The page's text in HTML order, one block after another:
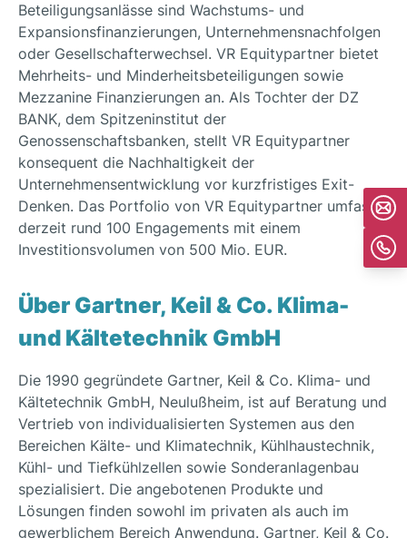
Beteiligungsanlässe sind Wachstums- und
Expansionsfinanzierungen, Unternehmensnachfolgen
oder Gesellschafterwechsel. VR Equitypartner bietet
Mehrheits- und Minderheitsbeteiligungen sowie
Mezzanine Finanzierungen an. Als Tochter der DZ
BANK, dem Spitzeninstitut der
Genossenschaftsbanken, stellt VR Equitypartner
konsequent die Nachhaltigkeit der
Unternehmensentwicklung vor kurzfristiges Exit-
Denken. Das Portfolio von VR Equitypartner umfasst
derzeit rund 100 Engagements mit einem
Investitionsvolumen von 500 Mio. EUR.
Über Gartner, Keil & Co. Klima-
und Kältetechnik GmbH
Die 1990 gegründete Gartner, Keil & Co. Klima- und
Kältetechnik GmbH, Neulußheim, ist auf Beratung und
Vertrieb von individualisierten Systemen aus den
Bereichen Kälte- und Klimatechnik, Kühlhaustechnik,
Kühl- und Tiefkühlzellen sowie Sonderanlagenbau
spezialisiert. Die angebotenen Produkte und
Lösungen finden sowohl im privaten als auch im
gewerblichem Bereich Anwendung. Gartner, Keil & Co.